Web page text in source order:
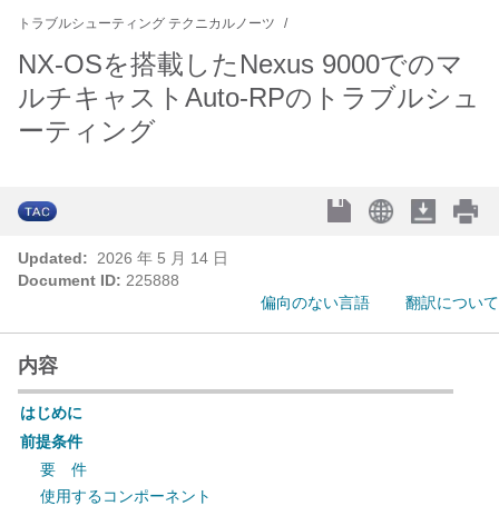
トラブルシューティング テクニカルノーツ
NX-OSを搭載したNexus 9000でのマ
ルチキャストAuto-RPのトラブルシュ
ーティング
Updated:
2026 年 5 月 14 日
Document ID: 225888
偏向のない言語
翻訳について
内容
はじめに
前提条件
要 件
使用するコンポーネント